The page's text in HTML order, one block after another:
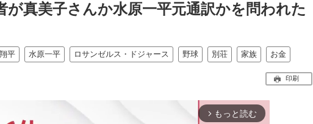
が真美子さんか水原一平元通訳かを問われた
平 水原一平 ロサンゼルス・ドジャース 野球 別荘 家族 お金
印刷
arrow_forward_ios もっと読む